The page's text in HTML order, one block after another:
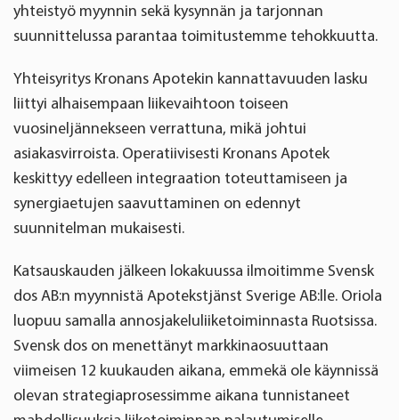
yhteistyö myynnin sekä kysynnän ja tarjonnan
suunnittelussa parantaa toimitustemme tehokkuutta.
Yhteisyritys Kronans Apotekin kannattavuuden lasku
liittyi alhaisempaan liikevaihtoon toiseen
vuosineljännekseen verrattuna, mikä johtui
asiakasvirroista. Operatiivisesti Kronans Apotek
keskittyy edelleen integraation toteuttamiseen ja
synergiaetujen saavuttaminen on edennyt
suunnitelman mukaisesti.
Katsauskauden jälkeen lokakuussa ilmoitimme Svensk
dos AB:n myynnistä Apotekstjänst Sverige AB:lle. Oriola
luopuu samalla annosjakeluliiketoiminnasta Ruotsissa.
Svensk dos on menettänyt markkinaosuuttaan
viimeisen 12 kuukauden aikana, emmekä ole käynnissä
olevan strategiaprosessimme aikana tunnistaneet